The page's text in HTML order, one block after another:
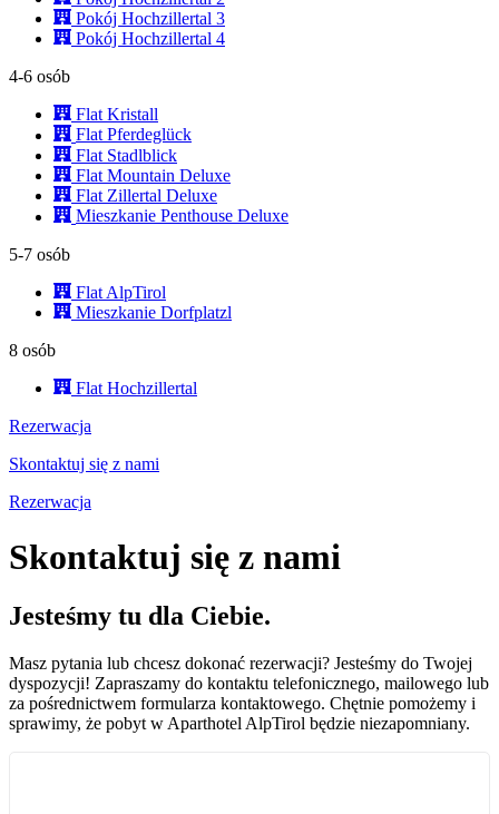
Pokój Hochzillertal 3
Pokój Hochzillertal 4
4-6 osób
Flat Kristall
Flat Pferdeglück
Flat Stadlblick
Flat Mountain Deluxe
Flat Zillertal Deluxe
Mieszkanie Penthouse Deluxe
5-7 osób
Flat AlpTirol
Mieszkanie Dorfplatzl
8 osób
Flat Hochzillertal
Rezerwacja
Skontaktuj się z nami
Rezerwacja
Skontaktuj się z nami
Jesteśmy tu dla Ciebie.
Masz pytania lub chcesz dokonać rezerwacji? Jesteśmy do Twojej
dyspozycji! Zapraszamy do kontaktu telefonicznego, mailowego lub
za pośrednictwem formularza kontaktowego. Chętnie pomożemy i
sprawimy, że pobyt w Aparthotel AlpTirol będzie niezapomniany.